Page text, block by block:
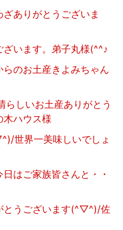
ありがとうございま
います。弟子丸様(^^♪
のお土産きよみちゃん
らしいお土産ありがとう
木ハウス様
世界一美味しいでしょ
はご家族皆さんと・・
とうございます(^▽^)/佐